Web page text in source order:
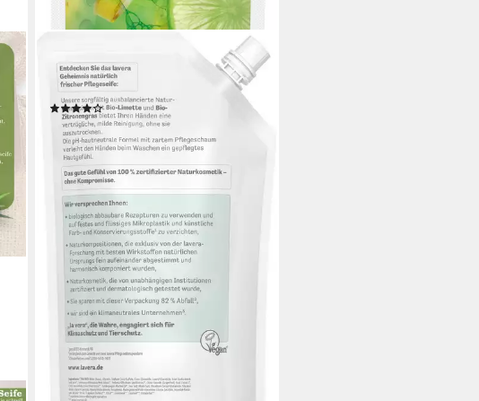
Handseife Nachfüllbeutel Frische
Pflegeseife, 1-tlg.
(1)
4,99 €
(1,00 €/ 100 ml)
lieferbar - in 3-4 Werktagen bei dir